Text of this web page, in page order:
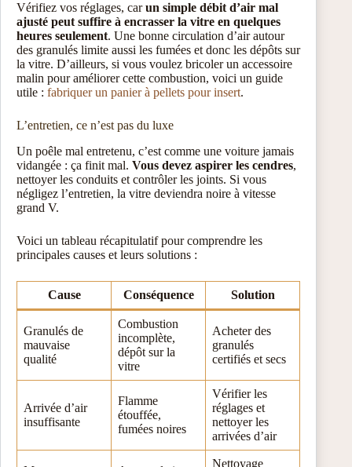
Vérifiez vos réglages, carun simple débit d’air mal
ajusté peut suffire à encrasser la vitre en quelques
heures seulement. Une bonne circulation d’air autour
des granulés limite aussi les fumées et donc les dépôts sur
la vitre. D’ailleurs, si vous voulez bricoler un accessoire
malin pour améliorer cette combustion, voici un guide
utile : fabriquer un panier à pellets pour insert.
L’entretien, ce n’est pas du luxe
Un poêle mal entretenu, c’est comme une voiture jamais
vidangée : ça finit mal. Vous devez aspirer les cendres,
nettoyer les conduits et contrôler les joints. Si vous
négligez l’entretien, la vitre deviendra noire à vitesse
grand V.
Voici un tableau récapitulatif pour comprendre les
principales causes et leurs solutions :
Cause Conséquence Solution
Granulés de
mauvaise
qualité
Combustion
incomplète,
dépôt sur la
vitre
Acheter des
granulés
certifiés et secs
Arrivée d’air
insuffisante
Flamme
étouffée,
fumées noires
Vérifier les
réglages et
nettoyer les
arrivées d’air
Nettoyage